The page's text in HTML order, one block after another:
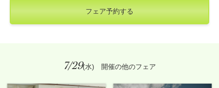
フェア予約する
7/29(水) 開催の他のフェア